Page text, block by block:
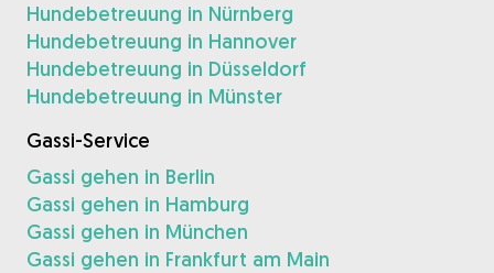
Hundebetreuung in Nürnberg
Hundebetreuung in Hannover
Hundebetreuung in Düsseldorf
Hundebetreuung in Münster
Gassi-Service
Gassi gehen in Berlin
Gassi gehen in Hamburg
Gassi gehen in München
Gassi gehen in Frankfurt am Main